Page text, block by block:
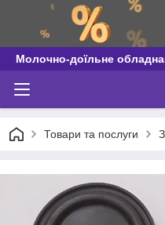
Молочно-доїльне
Товари та послуги